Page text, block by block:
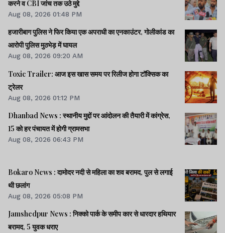
करने व CBI जांच तक उठे मुद्दे
Aug 08, 2026 01:48 PM
हजारीबाग पुलिस ने फिर किया एक अपराधी का एनकाउंटर, गोलीकांड का
आरोपी पुलिस मुठभेड़ में घायल
Aug 08, 2026 09:20 AM
Toxic Trailer: आज इस खास समय पर रिलीज होगा टॉक्सिक का
ट्रेलर
Aug 08, 2026 01:12 PM
Dhanbad News : स्थानीय मुद्दों पर आंदोलन की तैयारी में कांग्रेस,
15 को हर पंचायत में होगी ग्रामसभा
Aug 08, 2026 06:43 PM
Bokaro News : दामोदर नदी से महिला का शव बरामद, पुल से लगाई
थी छलांग
Aug 08, 2026 05:08 PM
Jamshedpur News : निक्को पार्क के समीप कार से धारदार हथियार
बरामद, 5 युवक धराए